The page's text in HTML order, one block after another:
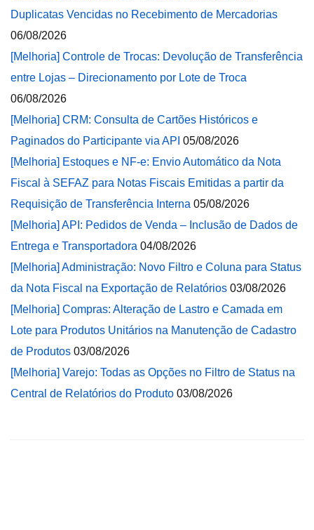
Duplicatas Vencidas no Recebimento de Mercadorias
06/08/2026
[Melhoria] Controle de Trocas: Devolução de Transferência
entre Lojas – Direcionamento por Lote de Troca
06/08/2026
[Melhoria] CRM: Consulta de Cartões Históricos e
Paginados do Participante via API 05/08/2026
[Melhoria] Estoques e NF-e: Envio Automático da Nota
Fiscal à SEFAZ para Notas Fiscais Emitidas a partir da
Requisição de Transferência Interna 05/08/2026
[Melhoria] API: Pedidos de Venda – Inclusão de Dados de
Entrega e Transportadora 04/08/2026
[Melhoria] Administração: Novo Filtro e Coluna para Status
da Nota Fiscal na Exportação de Relatórios 03/08/2026
[Melhoria] Compras: Alteração de Lastro e Camada em
Lote para Produtos Unitários na Manutenção de Cadastro
de Produtos 03/08/2026
[Melhoria] Varejo: Todas as Opções no Filtro de Status na
Central de Relatórios do Produto 03/08/2026